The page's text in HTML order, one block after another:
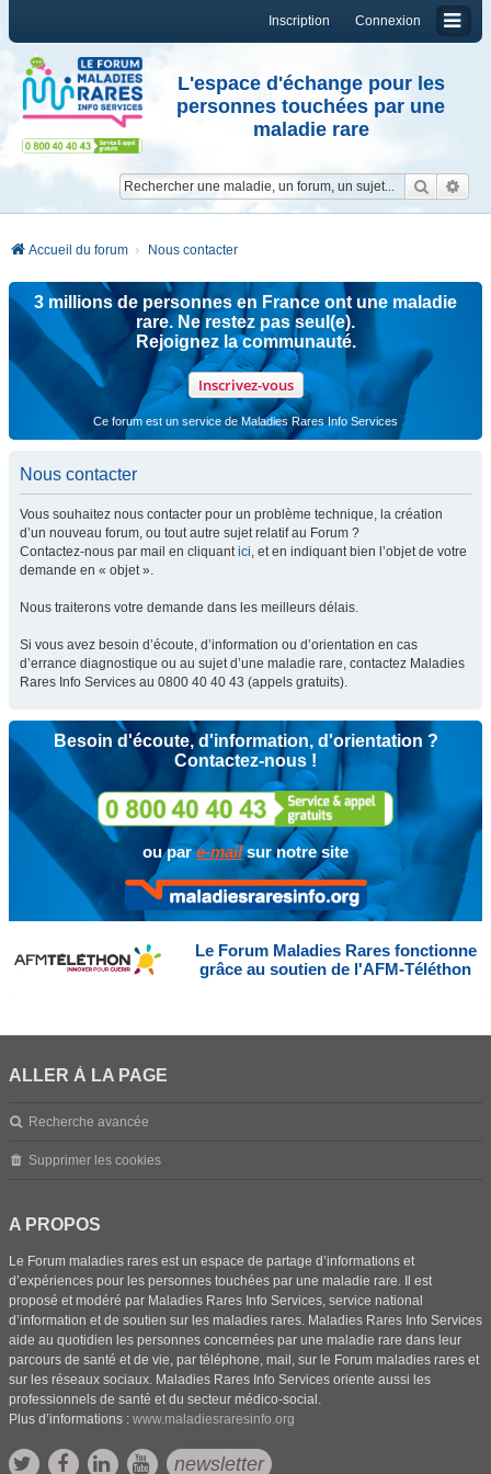
Connexion
Inscription
L'espace d'échange pour les
personnes touchées par une
maladie rare
Accueil du forum Nous contacter
3 millions de personnes en France ont une maladie
rare. Ne restez pas seul(e).
Rejoignez la communauté.
Inscrivez-vous
Ce forum est un service de Maladies Rares Info Services
Nous contacter
Vous souhaitez nous contacter pour un problème technique, la création
d’un nouveau forum, ou tout autre sujet relatif au Forum ?
Contactez-nous par mail en cliquantici, et en indiquant bien l’objet de votre
demande en « objet ».
Nous traiterons votre demande dans les meilleurs délais.
Si vous avez besoin d’écoute, d’information ou d’orientation en cas
d’errance diagnostique ou au sujet d’une maladie rare, contactez Maladies
Rares Info Services au 0800 40 40 43 (appels gratuits).
Besoin d'écoute, d'information, d'orientation ?
Contactez-nous !
ou pare-mailsur notre site
Le Forum Maladies Rares fonctionne
grâce au soutien de l'AFM-Téléthon
ALLER À LA PAGE
Recherche avancée
Supprimer les cookies
A PROPOS
Le Forum maladies rares est un espace de partage d’informations et
d’expériences pour les personnes touchées par une maladie rare. Il est
proposé et modéré par Maladies Rares Info Services, service national
d’information et de soutien sur les maladies rares. Maladies Rares Info Services
aide au quotidien les personnes concernées par une maladie rare dans leur
parcours de santé et de vie, par téléphone, mail, sur le Forum maladies rares et
sur les réseaux sociaux. Maladies Rares Info Services oriente aussi les
professionnels de santé et du secteur médico-social.
Plus d’informations : www.maladiesraresinfo.org
newsletter